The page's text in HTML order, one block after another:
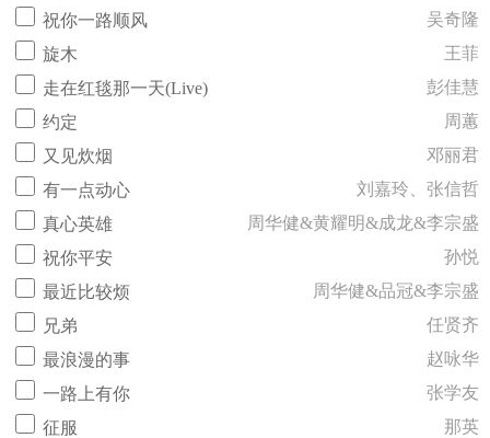
祝你一路顺风
吴奇隆
旋木
王菲
走在红毯那一天(Live)
彭佳慧
约定
周蕙
又见炊烟
邓丽君
有一点动心
刘嘉玲、张信哲
真心英雄
周华健&黄耀明&成龙&李宗盛
祝你平安
孙悦
最近比较烦
周华健&品冠&李宗盛
兄弟
任贤齐
最浪漫的事
赵咏华
一路上有你
张学友
征服
那英